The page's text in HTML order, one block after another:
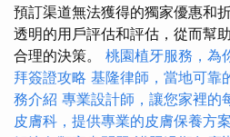
預訂渠道無法獲得的獨家優惠和
透明的用戶評估和評估，從而幫
合理的決策。 桃園植牙服務，為
拜簽證攻略 基隆律師，當地可靠
務介紹 專業設計師，讓您家裡的
皮膚科，提供專業的皮膚保養方案